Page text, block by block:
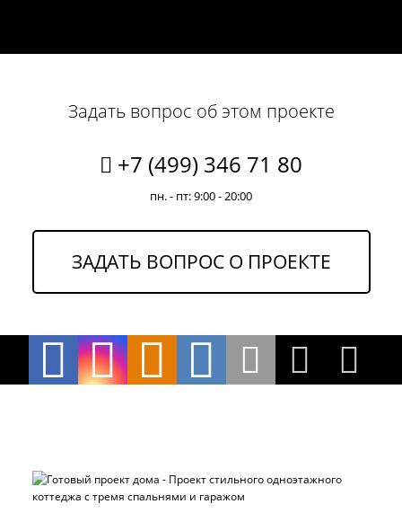
Задать вопрос об этом проекте
+7 (499) 346 71 80
пн. - пт: 9:00 - 20:00
ЗАДАТЬ ВОПРОС О ПРОЕКТЕ